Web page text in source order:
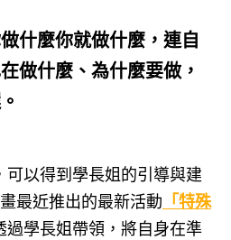
什麼你就做什麼，連自
做什麼、為什麼要做，
以得到學長姐的引導與建
最近推出的最新活動 「特殊
過學長姐帶領，將自身在準